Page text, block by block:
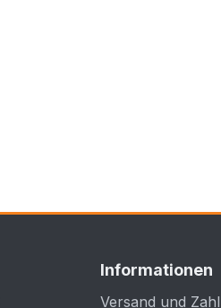
Informationen
Versand und